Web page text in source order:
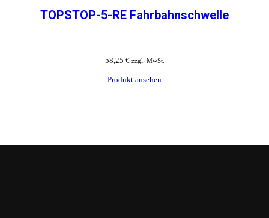
TOPSTOP-5-RE Fahrbahnschwelle
58,25 € zzgl. MwSt.
Produkt ansehen